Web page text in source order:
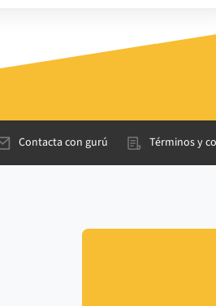
Contacta con gurú Términos y